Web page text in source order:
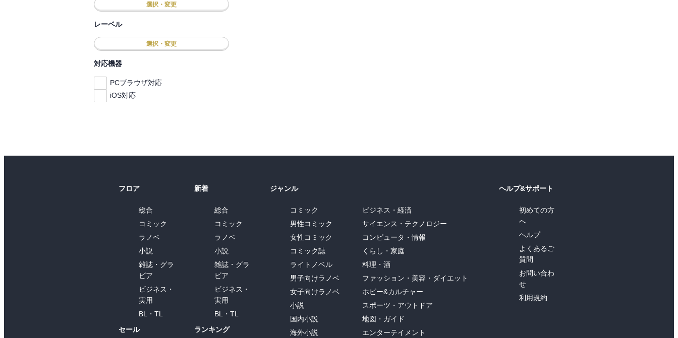
選択・変更
レーベル
選択・変更
対応機器
PCブラウザ対応
iOS対応
フロア
総合
コミック
ラノベ
小説
雑誌・グラ
ビア
ビジネス・
実用
BL・TL
セール
新着
総合
コミック
ラノベ
小説
雑誌・グラ
ビア
ビジネス・
実用
BL・TL
ランキング
ジャンル
コミック
男性コミック
女性コミック
コミック誌
ライトノベル
男子向けラノベ
女子向けラノベ
小説
国内小説
海外小説
ビジネス・経済
サイエンス・テクノロジー
コンピュータ・情報
くらし・家庭
料理・酒
ファッション・美容・ダイエット
ホビー&カルチャー
スポーツ・アウトドア
地図・ガイド
エンターテイメント
ヘルプ&サポート
初めての方
へ
ヘルプ
よくあるご
質問
お問い合わ
せ
利用規約